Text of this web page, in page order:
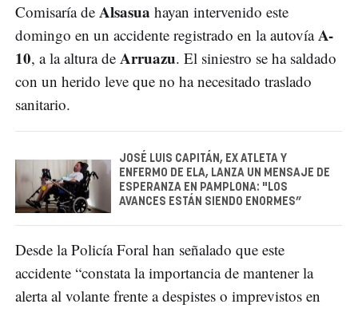
Comisaría de Alsasua hayan intervenido este
domingo en un accidente registrado en la autovíaA-
10, a la altura de Arruazu. El siniestro se ha saldado
con un herido leve que no ha necesitado traslado
sanitario.
JOSÉ LUIS CAPITÁN, EX ATLETA Y
ENFERMO DE ELA, LANZA UN MENSAJE DE
ESPERANZA EN PAMPLONA: "LOS
AVANCES ESTÁN SIENDO ENORMES”
Desde la Policía Foral han señalado que este
accidente “constata la importancia de mantener la
alerta al volante frente a despistes o imprevistos en